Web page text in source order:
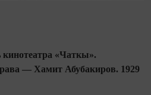
«Чаткы».
— Хамит Абубакиров. 1929